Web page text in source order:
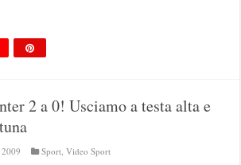
2 a 0! Usciamo a testa alta e
Sport,Video Sport